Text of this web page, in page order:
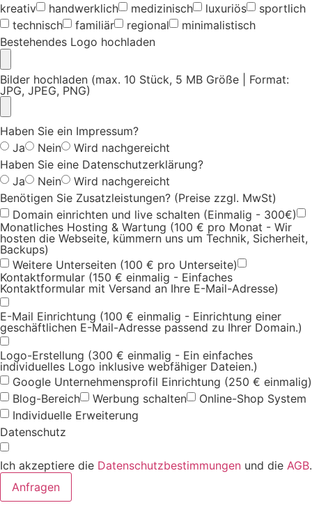
kreativ
handwerklich medizinisch luxuriös
sportlich
technisch
familiär regional
minimalistisch
Bestehendes Logo hochladen
Bilder hochladen (max. 10 Stück, 5 MB Größe | Format:
JPG, JPEG, PNG)
Haben Sie ein Impressum?
Ja
Nein
Wird nachgereicht
Haben Sie eine Datenschutzerklärung?
Ja
Nein
Wird nachgereicht
Benötigen Sie Zusatzleistungen? (Preise zzgl. MwSt)
Domain einrichten und live schalten (Einmalig - 300€)
Monatliches Hosting & Wartung (100 € pro Monat - Wir
hosten die Webseite, kümmern uns um Technik, Sicherheit,
Backups)
Weitere Unterseiten (100 € pro Unterseite)
Kontaktformular (150 € einmalig - Einfaches
Kontaktformular mit Versand an Ihre E-Mail-Adresse)
E-Mail Einrichtung (100 € einmalig - Einrichtung einer
geschäftlichen E-Mail-Adresse passend zu Ihrer Domain.)
Logo-Erstellung (300 € einmalig - Ein einfaches
individuelles Logo inklusive webfähiger Dateien.)
Google Unternehmensprofil Einrichtung (250 € einmalig)
Blog-Bereich
Werbung schalten
Online-Shop System
Individuelle Erweiterung
Datenschutz
Ich akzeptiere die Datenschutzbestimmungen und die AGB.
Anfragen